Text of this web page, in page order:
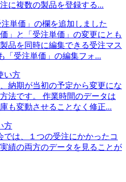
に複数の製品を登録する...
単価」の欄を追加しました
」と「受注単価」の変更にとも
品を同時に編集できる受注マス
「受注単価」の編集フォ...
い方
納期が当初の予定から変更にな
法です。 作業時間のデータは
も変動させることなく修正...
方
では、１つの受注にかかったコ
績の両方のデータを見ることが